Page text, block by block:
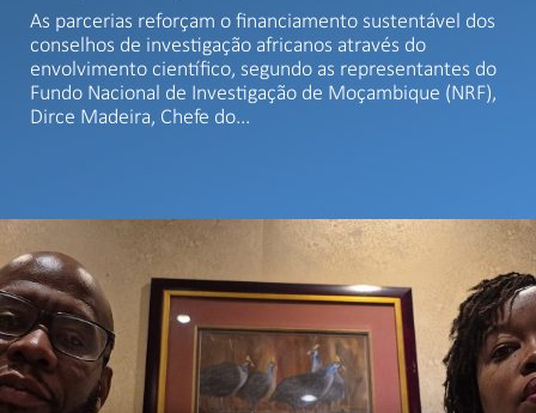
As parcerias reforçam o financiamento sustentável dos
conselhos de investigação africanos através do
envolvimento científico, segundo as representantes do
Fundo Nacional de Investigação de Moçambique (NRF),
Dirce Madeira, Chefe do...